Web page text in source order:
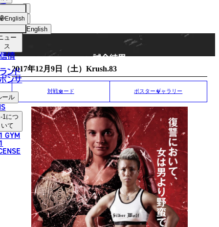
English
한국어
中文（繁體）
ไทย
العربية
ョッ
プ
ュー
ス
情
ンド
ンサ
ール
1につ
いて
GYM
English MATCH RESULT
試合結果
2017年12月9日（土）Krush.83
対戦カード ポスターギャラリー